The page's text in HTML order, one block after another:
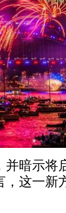
暗示将
这一新